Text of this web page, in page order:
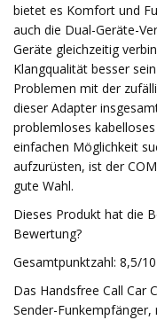
bietet es Komfort und
auch die Dual-Geräte-
Geräte gleichzeitig
Klangqualität besser
Problemen mit der
dieser Adapter
problemloses
einfachen Möglichkeit
aufzurüsten, ist der
gute Wahl.
Dieses Produkt hat die
Bewertung?
Gesamtpunktzahl: 8,5/10
Das Handsfree Call Car
Sender-